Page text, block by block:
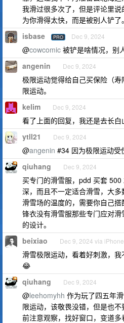
我滑过很多次了，但是评论里
为你滑得太快，而是被别人铲了
isbase PRO Dec 9, 2024
@cowcomic 被铲是啥情况，别
angenin Dec 9, 2024
极限运动觉得给自己买保险（
限运动。
kelim Dec 9, 2024
看了上面的回复，我还是去长
ytll21 Dec 9, 2024
@angenin #34 因为极限运动受
qiuhang Dec 9, 2024
买专门的滑雪服，pdd 买套
深，而且不一定适合滑雪，大
滑雪场的温度的，需要你自己
锋衣没有滑雪服那些专门应对
的设计。
beixiao Dec 9, 2024 via iPhone
滑雪极限运动，看着好刺激，
😂
qiuhang Dec 9, 2024
@leehomyhh 作为玩了四五年
限运动，该敬畏没错，但是也
前注意观察，找好窗口，变道